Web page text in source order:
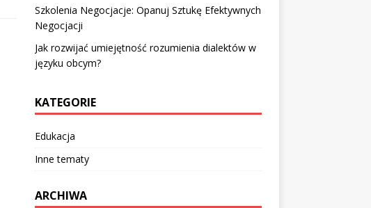
Szkolenia Negocjacje: Opanuj Sztukę Efektywnych
Negocjacji
Jak rozwijać umiejętność rozumienia dialektów w
języku obcym?
KATEGORIE
Edukacja
Inne tematy
ARCHIWA